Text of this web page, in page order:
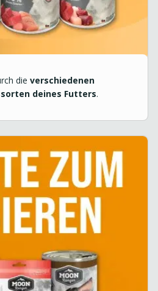
die verschiedenen
deines Futters.